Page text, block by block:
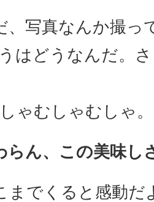
、写真なんか撮っ
はどうなんだ。
ゃむしゃむしゃ。
らん、この美味し
までくると感動だ